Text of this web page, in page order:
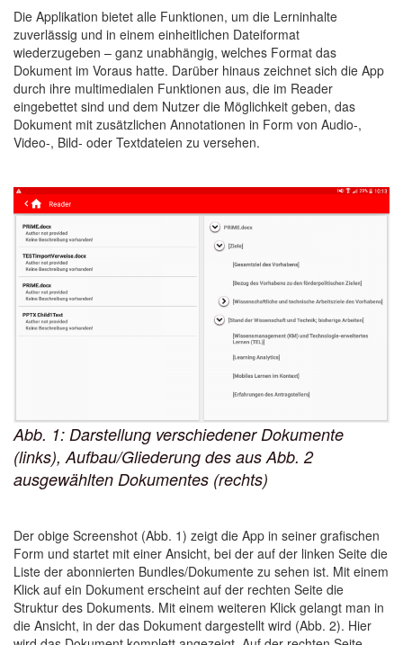
Die Applikation bietet alle Funktionen, um die Lerninhalte
zuverlässig und in einem einheitlichen Dateiformat
wiederzugeben – ganz unabhängig, welches Format das
Dokument im Voraus hatte. Darüber hinaus zeichnet sich die App
durch ihre multimedialen Funktionen aus, die im Reader
eingebettet sind und dem Nutzer die Möglichkeit geben, das
Dokument mit zusätzlichen Annotationen in Form von Audio-,
Video-, Bild- oder Textdateien zu versehen.
Abb. 1: Darstellung verschiedener Dokumente
(links), Aufbau/Gliederung des aus Abb. 2
ausgewählten Dokumentes (rechts)
Der obige Screenshot (Abb. 1) zeigt die App in seiner grafischen
Form und startet mit einer Ansicht, bei der auf der linken Seite die
Liste der abonnierten Bundles/Dokumente zu sehen ist. Mit einem
Klick auf ein Dokument erscheint auf der rechten Seite die
Struktur des Dokuments. Mit einem weiteren Klick gelangt man in
die Ansicht, in der das Dokument dargestellt wird (Abb. 2). Hier